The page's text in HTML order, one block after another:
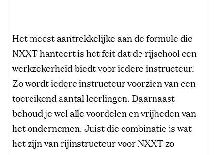
Het meest aantrekkelijke aan de formule die
NXXT hanteert is het feit dat de rijschool een
werkzekerheid biedt voor iedere instructeur.
Zo wordt iedere instructeur voorzien van een
toereikend aantal leerlingen. Daarnaast
behoud je wel alle voordelen en vrijheden van
het ondernemen. Juist die combinatie is wat
het zijn van rijinstructeur voor NXXT zo